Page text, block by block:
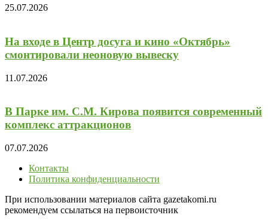
25.07.2026
На входе в Центр досуга и кино «Октябрь»
смонтировали неоновую вывеску
11.07.2026
В Парке им. С.М. Кирова появится современный
комплекс аттракционов
07.07.2026
Контакты
Политика конфиденциальности
При использовании материалов сайта gazetakomi.ru
рекомендуем ссылаться на первоисточник